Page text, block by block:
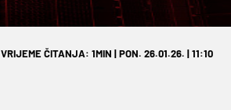
VRIJEME ČITANJA: 1MIN | PON. 26.01.26. | 11:10